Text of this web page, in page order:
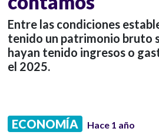
Entre las condiciones
tenido un patrimonio bruto
hayan tenido ingresos o
el 2025.
ECONOMÍA Hace 1 año